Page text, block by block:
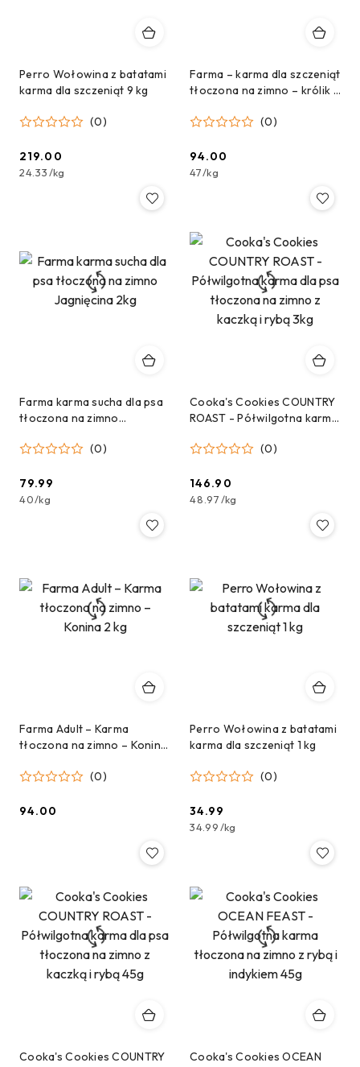
Perro Wołowina z batatami
karma dla szczeniąt 9 kg
(0)
Cena:
219.00
24.33/kg
Farma – karma dla szczeniąt
tłoczona na zimno – królik –
(0)
Cena:
94.00
47/kg
Farma karma sucha dla psa
tłoczona na zimno
(0)
Cena:
79.99
40/kg
Cooka's Cookies COUNTRY
ROAST - Półwilgotna karma
kaczką i rybą 3kg
(0)
Cena:
146.90
48.97/kg
Farma Adult – Karma
tłoczona na zimno – Konina
(0)
Cena:
94.00
Perro Wołowina z batatami
karma dla szczeniąt 1 kg
(0)
Cena:
34.99
34.99/kg
Cooka's Cookies COUNTRY
Cooka's Cookies OCEAN